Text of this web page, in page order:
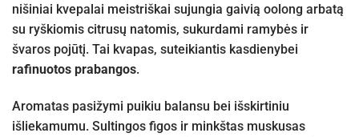
nišiniai kvepalai meistriškai sujungia gaivią oolong arbatą
su ryškiomis citrusų natomis, sukurdami ramybės ir
švaros pojūtį. Tai kvapas, suteikiantis kasdienybei
rafinuotos prabangos.
Aromatas pasižymi puikiu balansu bei išskirtiniu
išliekamumu. Sultingos figos ir minkštas muskusas